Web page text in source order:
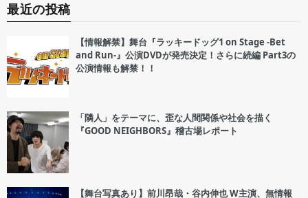
最近の投稿
【情報解禁】舞台『ラッキードッグ1 on Stage -Bet
and Run-』公演DVDが発売決定！さらに続編 Part3の
公演情報も解禁！！
「隣人」をテーマに、歪な人間関係や社会を描く
『GOOD NEIGHBORS』稽古場レポート
【舞台写真あり】前川昂哉・谷内伸也 W主演、無情報